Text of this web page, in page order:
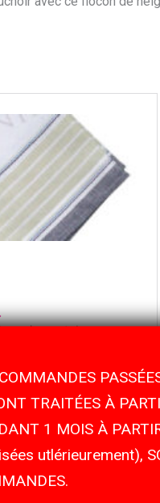
TRAITÉES À
1 MOIS À
utlérieurement),